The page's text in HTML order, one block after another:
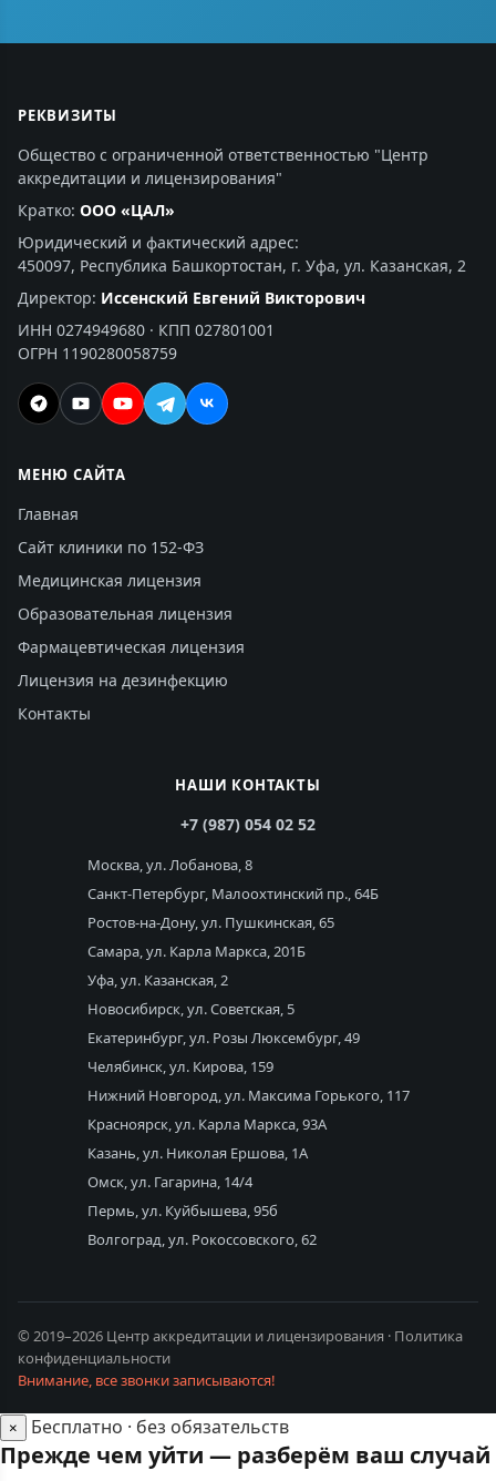
РЕКВИЗИТЫ
Общество с ограниченной ответственностью "Центр
аккредитации и лицензирования"
Кратко: ООО «ЦАЛ»
Юридический и фактический адрес:
450097, Республика Башкортостан, г. Уфа, ул. Казанская, 2
Директор: Иссенский Евгений Викторович
ИНН 0274949680 · КПП 027801001
ОГРН 1190280058759
МЕНЮ САЙТА
Главная
Сайт клиники по 152-ФЗ
Медицинская лицензия
Образовательная лицензия
Фармацевтическая лицензия
Лицензия на дезинфекцию
Контакты
НАШИ КОНТАКТЫ
+7 (987) 054 02 52
Москва, ул. Лобанова, 8
Санкт-Петербург, Малоохтинский пр., 64Б
Ростов-на-Дону, ул. Пушкинская, 65
Самара, ул. Карла Маркса, 201Б
Уфа, ул. Казанская, 2
Новосибирск, ул. Советская, 5
Екатеринбург, ул. Розы Люксембург, 49
Челябинск, ул. Кирова, 159
Нижний Новгород, ул. Максима Горького, 117
Красноярск, ул. Карла Маркса, 93А
Казань, ул. Николая Ершова, 1А
Омск, ул. Гагарина, 14/4
Пермь, ул. Куйбышева, 95б
Волгоград, ул. Рокоссовского, 62
© 2019–2026 Центр аккредитации и лицензирования · Политика
конфиденциальности
Внимание, все звонки записываются!
× Бесплатно · без обязательств
Прежде чем уйти — разберём ваш случай